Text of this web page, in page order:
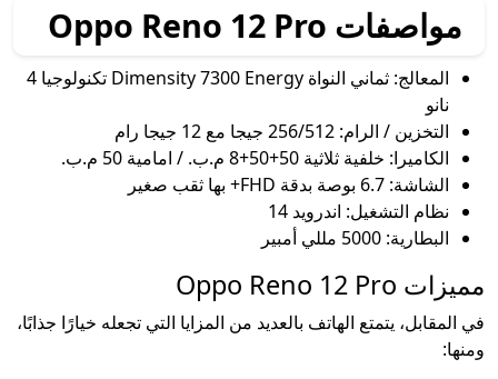
مواصفات Oppo Reno 12 Pro
المعالج: ثماني النواة Dimensity 7300 Energy تكنولوجيا 4
نانو
التخزين / الرام: 256/512 جيجا مع 12 جيجا رام
الكاميرا: خلفية ثلاثية 50+50+8 م.ب. / امامية 50 م.ب.
الشاشة: 6.7 بوصة بدقة FHD+ بها ثقب صغير
نظام التشغيل: اندرويد 14
البطارية: 5000 مللي أمبير
مميزات Oppo Reno 12 Pro
في المقابل، يتمتع الهاتف بالعديد من المزايا التي تجعله خيارًا جذابًا،
ومنها: